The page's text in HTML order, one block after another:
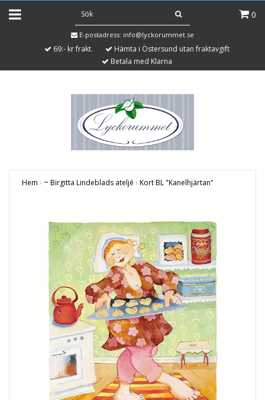
0
E-postadress: info@lyckorummet.se
69:- kr frakt.
Hämta i Östersund utan fraktavgift
Betala med Klarna
Hem › ~ Birgitta Lindeblads ateljé › Kort BL "Kanelhjärtan"